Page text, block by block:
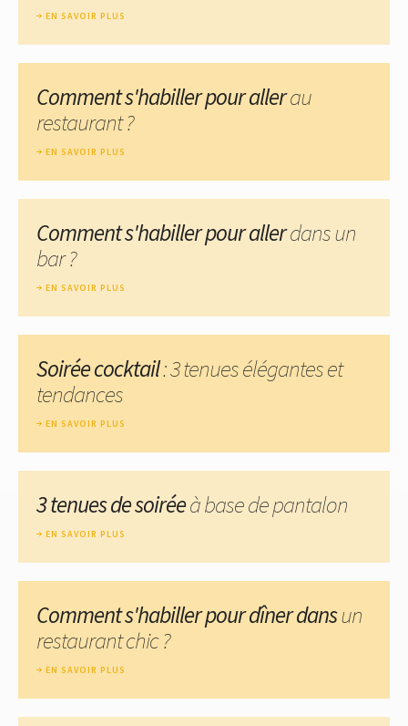
EN SAVOIR PLUS
Comment s'habiller pour allerau
restaurant ?
EN SAVOIR PLUS
Comment s'habiller pour allerdans un
bar ?
EN SAVOIR PLUS
Soirée cocktail: 3 tenues élégantes et
tendances
EN SAVOIR PLUS
3 tenues de soiréeà base de pantalon
EN SAVOIR PLUS
Comment s'habiller pour dîner dansun
restaurant chic ?
EN SAVOIR PLUS